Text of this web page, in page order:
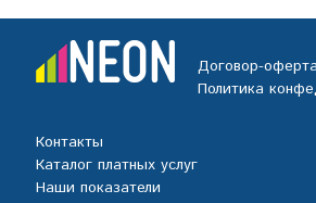
Договор-оферта
Политика
Контакты
Каталог платных услуг
Наши показатели